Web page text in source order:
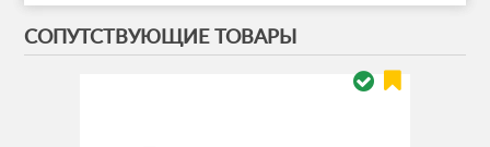
СОПУТСТВУЮЩИЕ ТОВАРЫ